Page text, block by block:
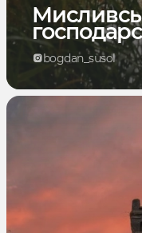
bogdan_susol